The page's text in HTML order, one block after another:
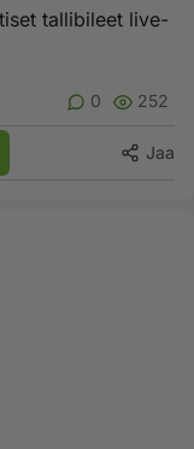
tallibileet live-
0 252
Jaa